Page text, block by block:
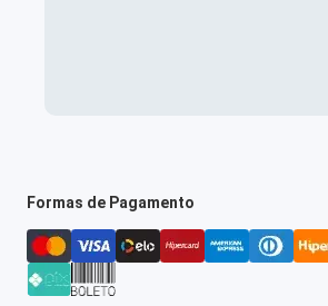
Formas de Pagamento